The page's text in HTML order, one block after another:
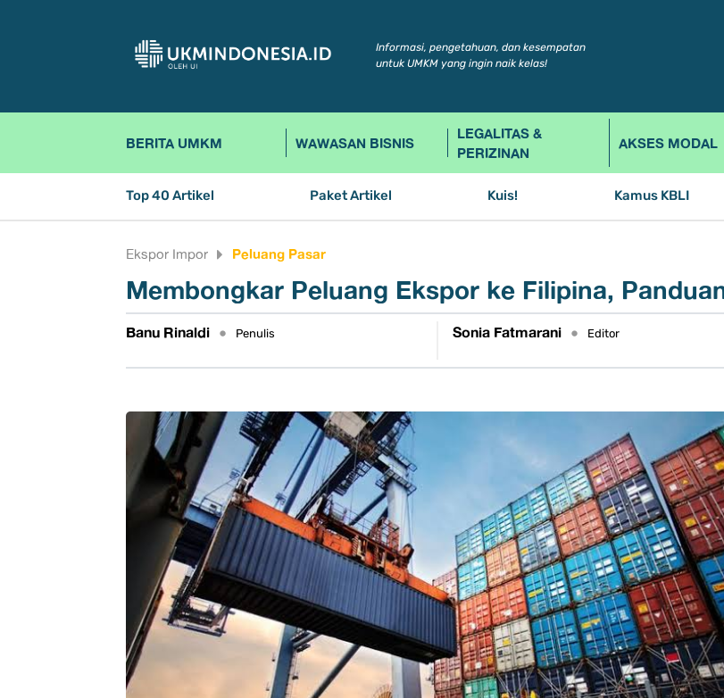
Informasi, pengetahuan, dan kesempatan
untuk UMKM yang ingin naik kelas!
BERITA UMKM WAWASAN BISNIS
LEGALITAS &
PERIZINAN
AKSES MODAL
Top 40 Artikel Paket Artikel Kuis! Kamus KBLI
Ekspor Impor Peluang Pasar
Membongkar Peluang Ekspor ke Filipina,
Banu Rinaldi • Penulis Sonia Fatmarani • Editor